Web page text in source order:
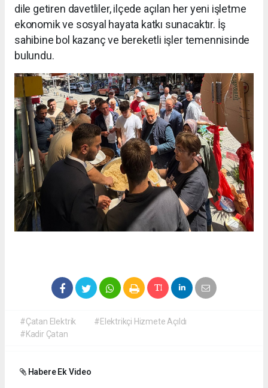
dile getiren davetliler, ilçede açılan her yeni işletme
ekonomik ve sosyal hayata katkı sunacaktır. İş
sahibine bol kazanç ve bereketli işler temennisinde
bulundu.
#Çatan Elektrik
#Elektrikçi Hizmete Açıldı
#Kadir Çatan
Habere Ek Video